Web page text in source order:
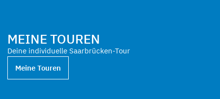
MEINE TOUREN
Deine individuelle Saarbrücken-Tour
Meine Touren